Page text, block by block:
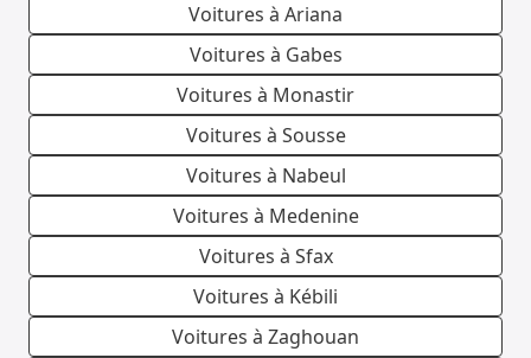
Voitures à Ariana
Voitures à Gabes
Voitures à Monastir
Voitures à Sousse
Voitures à Nabeul
Voitures à Medenine
Voitures à Sfax
Voitures à Kébili
Voitures à Zaghouan